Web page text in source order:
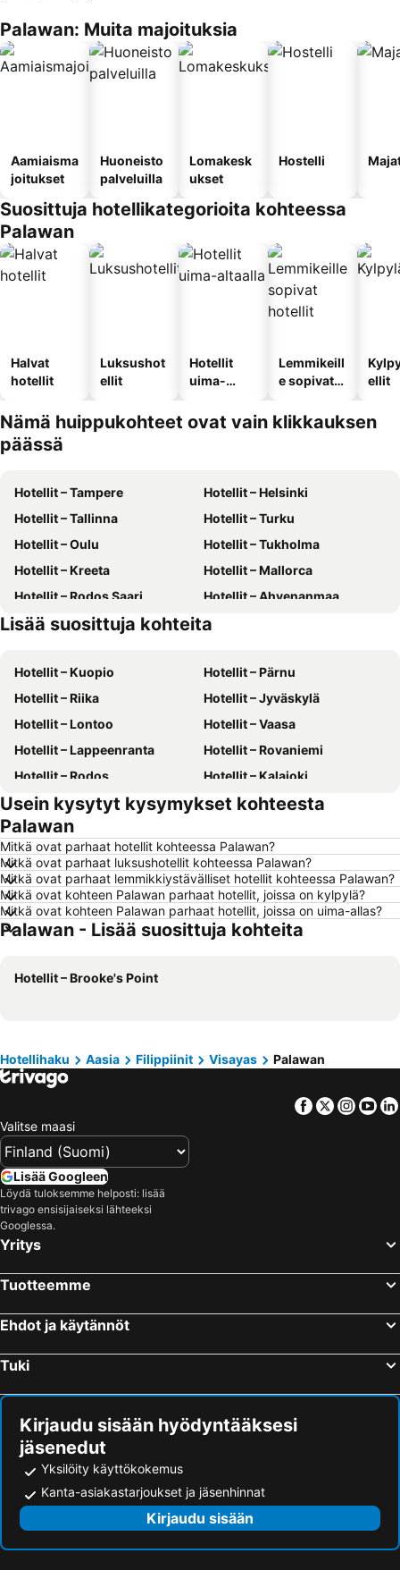
Palawan: Muita majoituksia
Aamiaisma
joitukset
Huoneisto
palveluilla
Lomakesk
ukset
Hostelli
Suosittuja hotellikategorioita kohteessa
Palawan
Halvat
hotellit
Luksushot
ellit
Hotellit
uima-
Lemmikeill
e sopivat
ellit
Nämä huippukohteet ovat vain klikkauksen
päässä
Hotellit – Tampere
Hotellit – Helsinki
Hotellit – Tallinna
Hotellit – Turku
Hotellit – Oulu
Hotellit – Tukholma
Hotellit – Kreeta
Hotellit – Mallorca
Hotellit – Rodos Saari
Hotellit – Ahvenanmaa
Hotellit – Suomi
Hotellit – Gran Canaria
Lisää suosittuja kohteita
Hotellit – Kuopio
Hotellit – Pärnu
Hotellit – Riika
Hotellit – Jyväskylä
Hotellit – Lontoo
Hotellit – Vaasa
Hotellit – Lappeenranta
Hotellit – Rovaniemi
Hotellit – Rodos
Hotellit – Kalajoki
Hotellit – Alanya
Hotellit – Joensuu
Hotellit – Fuengirola
Hotellit – Savonlinna
Hotellit – Gdańsk
Hotellit – Lahti
Hotellit – Hämeenlinna
Hotellit – Seinäjoki
Hotellit – Kreikka
Hotellit – Malta
Hotellit – Aurinkorannikko
Hotellit – Phuket
Hotellit – Kos Saari
Hotellit – Kypros
Hotellit – Lofoten
Hotellit – Madeira
Hotellit – Kroatia
Usein kysytyt kysymykset kohteesta
Palawan
Mitkä ovat parhaat hotellit kohteessa Palawan?
Mitkä ovat parhaat luksushotellit kohteessa Palawan?
Mitkä ovat parhaat lemmikkiystävälliset hotellit kohteessa Palawan?
Mitkä ovat kohteen Palawan parhaat hotellit, joissa on kylpylä?
Mitkä ovat kohteen Palawan parhaat hotellit, joissa on uima-allas?
Palawan - Lisää suosittuja kohteita
Hotellit – Brooke's Point
Hotellihaku Aasia Filippiinit Visayas Palawan
Facebook
Twitter
Valitse maasi
Lisää Googleen
Löydä tuloksemme helposti: lisää
trivago ensisijaiseksi lähteeksi
Googlessa.
Yritys
Tuotteemme
Ehdot ja käytännöt
Tuki
Kirjaudu sisään hyödyntääksesi
jäsenedut
Yksilöity käyttökokemus
Kanta-asiakastarjoukset ja jäsenhinnat
Kirjaudu sisään